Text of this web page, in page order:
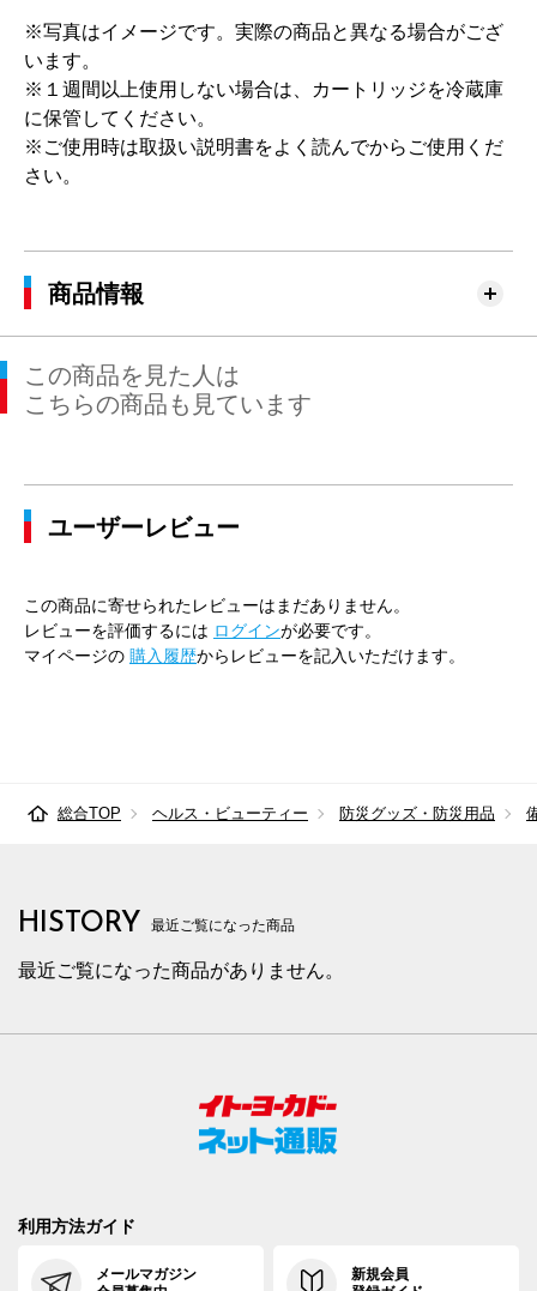
※写真はイメージです。実際の商品と異なる場合がござ
います。
※１週間以上使用しない場合は、カートリッジを冷蔵庫
に保管してください。
※ご使用時は取扱い説明書をよく読んでからご使用くだ
さい。
商品情報
この商品を見た人は
こちらの商品も見ています
ユーザーレビュー
この商品に寄せられたレビューはまだありません。
レビューを評価するには ログインが必要です。
マイページの 購入履歴からレビューを記入いただけます。
総合TOP ヘルス・ビューティー 防災グッズ・防災用品
HISTORY 最近ご覧になった商品
最近ご覧になった商品がありません。
利用方法ガイド
メールマガジン
新規会員